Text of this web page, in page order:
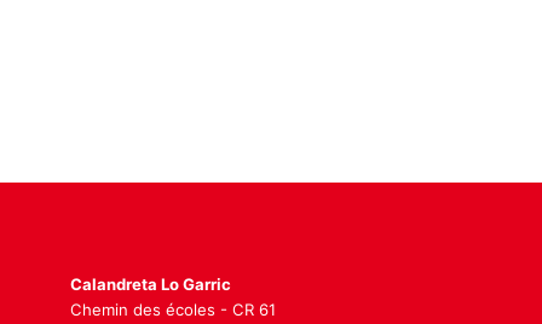
Calandreta Lo Garric
Chemin des écoles - CR 61